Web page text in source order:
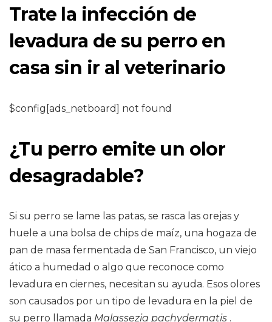
Trate la infección de
levadura de su perro en
casa sin ir al veterinario
$config[ads_netboard] not found
¿Tu perro emite un olor
desagradable?
Si su perro se lame las patas, se rasca las orejas y
huele a una bolsa de chips de maíz, una hogaza de
pan de masa fermentada de San Francisco, un viejo
ático a humedad o algo que reconoce como
levadura en ciernes, necesitan su ayuda. Esos olores
son causados ​​por un tipo de levadura en la piel de
su perro llamada Malassezia pachydermatis .